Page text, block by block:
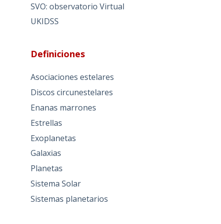
SVO: observatorio Virtual
UKIDSS
Definiciones
Asociaciones estelares
Discos circunestelares
Enanas marrones
Estrellas
Exoplanetas
Galaxias
Planetas
Sistema Solar
Sistemas planetarios